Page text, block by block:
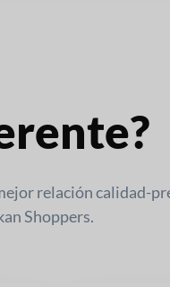
relación calidad-
Shoppers.